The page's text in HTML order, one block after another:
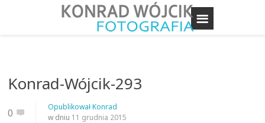
Konrad-Wójcik-293
0 OpublikowałKonrad
w dniu 11 grudnia 2015